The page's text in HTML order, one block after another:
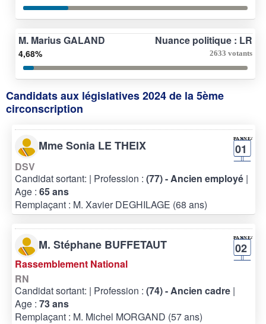
M. Marius GALAND Nuance politique : LR
4,68% 2633 votants
Candidats aux législatives 2024 de la 5ème
circonscription
Mme Sonia LE THEIX 01
DSV
Candidat sortant: | Profession : (77) - Ancien employé |
Age : 65 ans
Remplaçant : M. Xavier DEGHILAGE (68 ans)
M. Stéphane BUFFETAUT 02
Rassemblement National
RN
Candidat sortant: | Profession : (74) - Ancien cadre |
Age : 73 ans
Remplaçant : M. Michel MORGAND (57 ans)